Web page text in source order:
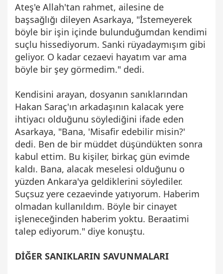
Ateş'e Allah'tan rahmet, ailesine de
başsağlığı dileyen Asarkaya, "İstemeyerek
böyle bir işin içinde bulunduğumdan kendimi
suçlu hissediyorum. Sanki rüyadaymışım gibi
geliyor. O kadar cezaevi hayatım var ama
böyle bir şey görmedim." dedi.
Kendisini arayan, dosyanın sanıklarından
Hakan Saraç'ın arkadaşının kalacak yere
ihtiyacı olduğunu söylediğini ifade eden
Asarkaya, "Bana, 'Misafir edebilir misin?'
dedi. Ben de bir müddet düşündükten sonra
kabul ettim. Bu kişiler, birkaç gün evimde
kaldı. Bana, alacak meselesi olduğunu o
yüzden Ankara'ya geldiklerini söylediler.
Suçsuz yere cezaevinde yatıyorum. Haberim
olmadan kullanıldım. Böyle bir cinayet
işleneceğinden haberim yoktu. Beraatimi
talep ediyorum." diye konuştu.
DİĞER SANIKLARIN SAVUNMALARI